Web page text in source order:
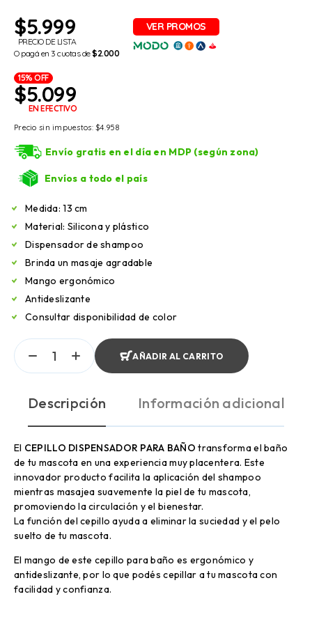
$5.999
PRECIO DE LISTA
O pagá en 3 cuotas de$2.000
15% OFF
$5.099
EN EFECTIVO
Precio sin impuestos:$4.958
Envío gratis en el día en MDP (según zona)
Envíos a todo el país
Medida: 13 cm
Material: Silicona y plástico
Dispensador de shampoo
Brinda un masaje agradable
Mango ergonómico
Antideslizante
Consultar disponibilidad de color
AÑADIR AL CARRITO
Descripción Información adicional
El CEPILLO DISPENSADOR PARA BAÑO transforma el baño
de tu mascota en una experiencia muy placentera. Este
innovador producto facilita la aplicación del shampoo
mientras masajea suavemente la piel de tu mascota,
promoviendo la circulación y el bienestar.
La función del cepillo ayuda a eliminar la suciedad y el pelo
suelto de tu mascota.
El mango de este cepillo para baño es ergonómico y
antideslizante, por lo que podés cepillar a tu mascota con
facilidad y confianza.